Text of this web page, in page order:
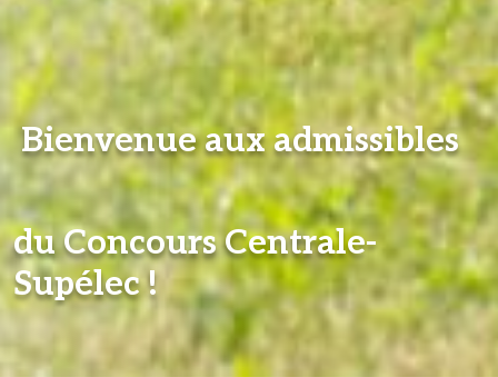
Bienvenue aux admissibles
du Concours Centrale-
Supélec !